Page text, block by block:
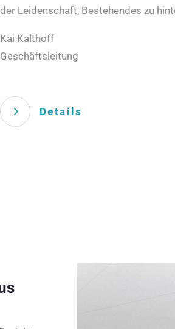
der Leidenschaft, Bestehendes zu
Kai Kalthoff
Geschäftsleitung
Details